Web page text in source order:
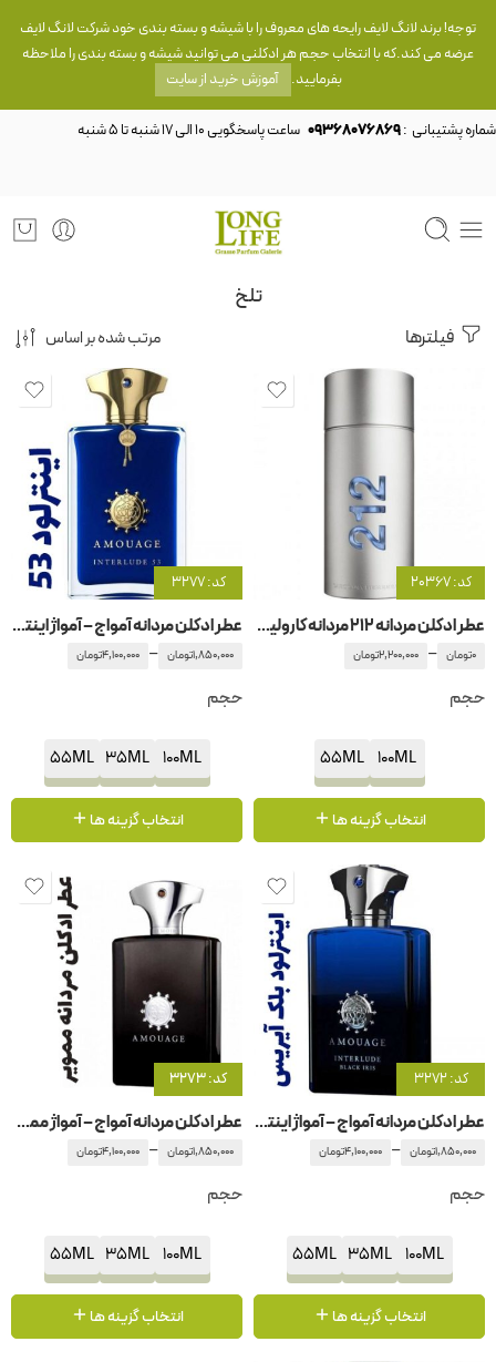
توجه! برند لانگ لایف رایحه های معروف را با شیشه و بسته بندی خود شرکت لانگ لایف
عرضه می کند.که با انتخاب حجم هر ادکلنی می توانید شیشه و بسته بندی را ملاحظه
بفرمایید. آموزش خرید از سایت
شماره پشتیبانی :09368076869
تلخ
فیلترها مرتب شده بر اساس
کد: 20367
عطر ادکلن مردانه 212 مردانه کارولینا هررا
0تومان –
2,200,000تومان
حجم
100ML
55ML
انتخاب گزینه ها
کد: 3277
عطر ادکلن مردانه آمواج – آمواژ اینترلود 53
1,850,000تومان –
4,100,000تومان
حجم
100ML
35ML
55ML
انتخاب گزینه ها
کد: 3272
عطر ادکلن مردانه آمواج – آمواژ اینترلود بلک آیریس
1,850,000تومان –
4,100,000تومان
حجم
100ML
35ML
55ML
انتخاب گزینه ها
کد: 3273
عطر ادکلن مردانه آمواج – آمواژ ممویر
1,850,000تومان –
4,100,000تومان
حجم
100ML
35ML
55ML
انتخاب گزینه ها